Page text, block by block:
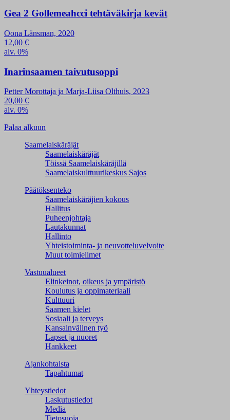
Gea 2 Gollemeahcci tehtäväkirja kevät
Oona Länsman, 2020
12,00 €
alv. 0%
Inarinsaamen taivutusoppi
Petter Morottaja ja Marja-Liisa Olthuis, 2023
20,00 €
alv. 0%
Palaa alkuun
Saamelaiskäräjät
Saamelaiskäräjät
Töissä Saamelaiskäräjillä
Saamelaiskulttuuri­keskus Sajos
Päätöksenteko
Saamelaiskäräjien kokous
Hallitus
Puheenjohtaja
Lautakunnat
Hallinto
Yhteistoiminta- ja neuvotteluvelvoite
Muut toimielimet
Vastuualueet
Elinkeinot, oikeus ja ympäristö
Koulutus ja oppimateriaali
Kulttuuri
Saamen kielet
Sosiaali ja terveys
Kansainvälinen työ
Lapset ja nuoret
Hankkeet
Ajankohtaista
Tapahtumat
Yhteystiedot
Laskutustiedot
Media